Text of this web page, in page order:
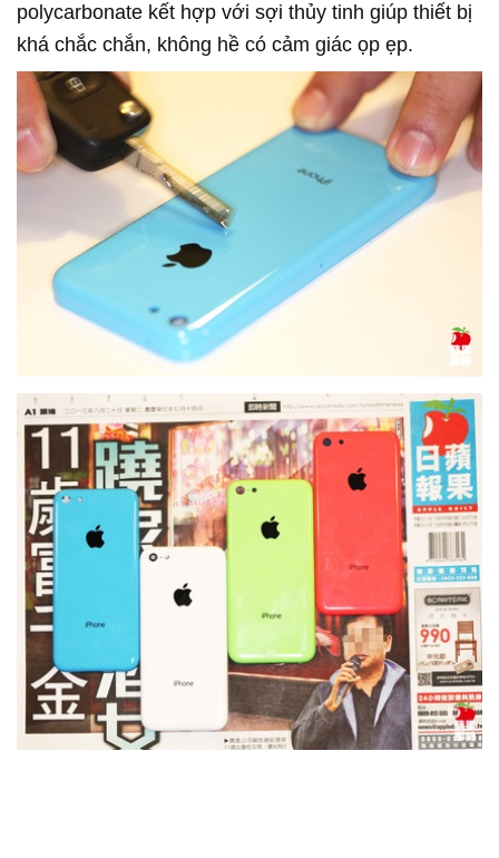
polycarbonate kết hợp với sợi thủy tinh giúp thiết bị
khá chắc chắn, không hề có cảm giác ọp ẹp.